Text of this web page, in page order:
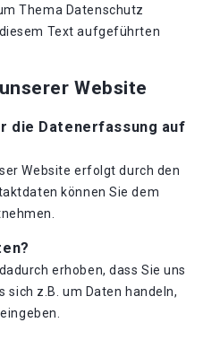
Thema Datenschutz
Text aufgeführten
Website
die Datenerfassung auf
Website erfolgt durch den
können Sie dem
erhoben, dass Sie uns
sich z.B. um Daten handeln,